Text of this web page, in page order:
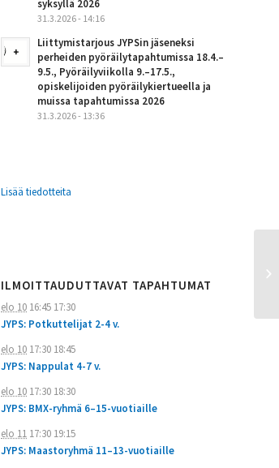
syksyllä 2026
31.3.2026 - 14:16
Liittymistarjous JYPSin jäseneksi
perheiden pyöräilytapahtumissa 18.4.–
9.5., Pyöräilyviikolla 9.–17.5.,
opiskelijoiden pyöräilykiertueella ja
muissa tapahtumissa 2026
31.3.2026 - 13:36
Lisää tiedotteita
ILMOITTAUDUTTAVAT TAPAHTUMAT
elo 10 16:45 17:30
JYPS: Potkuttelijat 2-4 v.
elo 10 17:30 18:45
JYPS: Nappulat 4-7 v.
elo 10 17:30 18:30
JYPS: BMX-ryhmä 6–15-vuotiaille
elo 11 17:30 19:15
JYPS: Maastoryhmä 11–13-vuotiaille